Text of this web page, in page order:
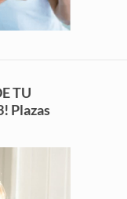
TU
Plazas